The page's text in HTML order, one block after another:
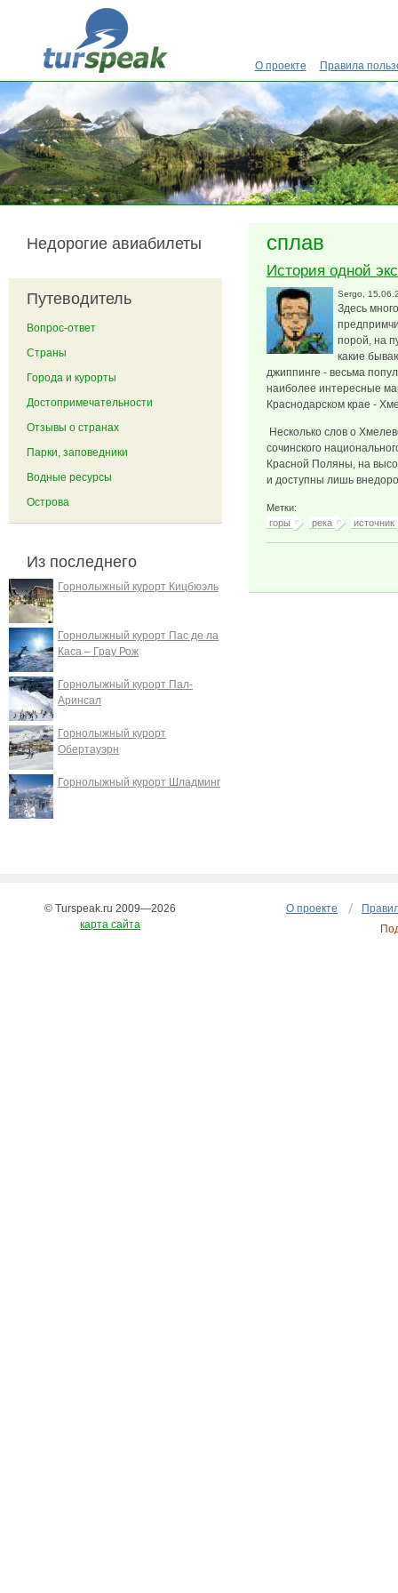
Перейти к основному содержанию
О проекте Правила
сплав
История одной
Sergo ,
Здесь
порой, на
какие
джиппинге - весьма
наиболее интересные
Краснодарском крае -
Несколько слов о
сочинского
Красной Поляны, на
и доступны лишь
Метки:
горы
река источник
Недорогие авиабилеты
Путеводитель
Вопрос-ответ
Страны
Города и курорты
Достопримечательности
Отзывы о странах
Парки, заповедники
Водные ресурсы
Острова
Из последнего
Горнолыжный курорт Кицбюэль
Горнолыжный курорт Пас де ла
Каса – Грау Рож
Горнолыжный курорт Пал-
Аринсал
Горнолыжный курорт
Обертауэрн
Горнолыжный курорт Шладминг
О проекте
© Turspeak.ru 2009—2026
карта сайта